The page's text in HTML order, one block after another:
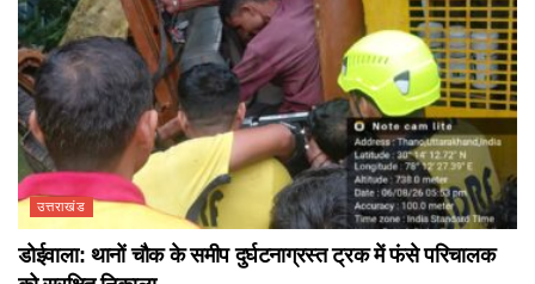
उत्तराखंड
डोईवाला: थानों चौक के समीप दुर्घटनाग्रस्त ट्रक में फंसे परिचालक